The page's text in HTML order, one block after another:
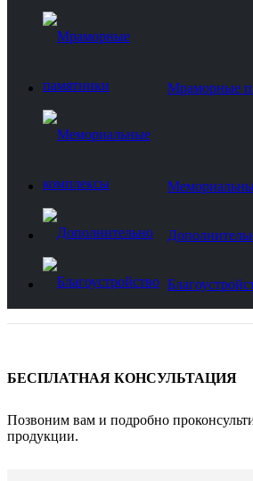
Мраморные
БЕСПЛАТНАЯ КОНСУЛЬТАЦИЯ
Позвоним вам и подробно
продукции.